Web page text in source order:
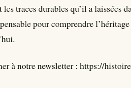
traces durables qu’il a laissées
pour comprendre
à notre newsletter : https://